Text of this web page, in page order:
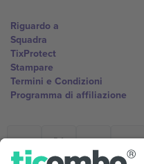
Riguardo a
Squadra
TixProtect
Stampare
Termini e Condizioni
Programma di affiliazione